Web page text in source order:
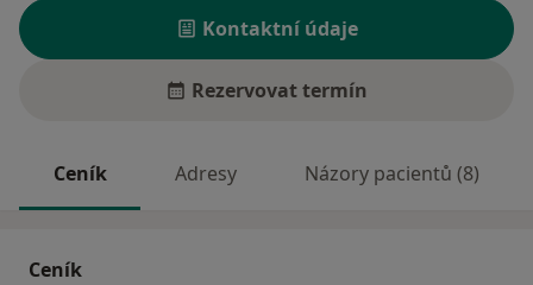
Kontaktní údaje
Rezervovat termín
Ceník Adresy Názory pacientů (8)
Ceník